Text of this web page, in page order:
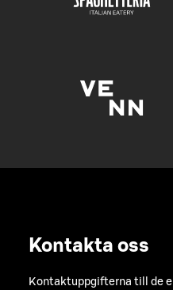
Kontakta oss
Kontaktuppgifterna till de